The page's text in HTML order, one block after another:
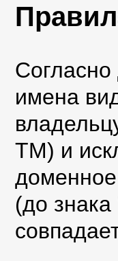
имена
ТМ) и
доменное
(до